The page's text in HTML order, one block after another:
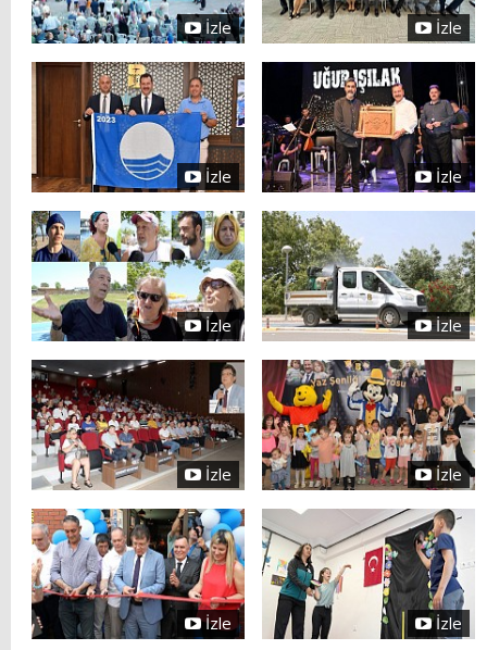
İzle İzle
İzle İzle
İzle İzle
İzle İzle
İzle İzle